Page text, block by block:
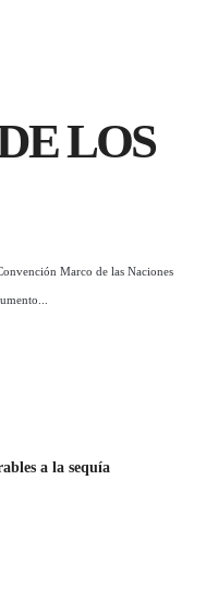
LOS
Marco de las Naciones
a la sequía